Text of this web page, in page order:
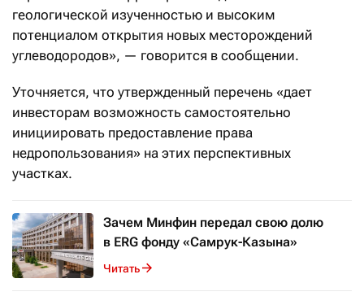
геологической изученностью и высоким
потенциалом открытия новых месторождений
углеводородов», — говорится в сообщении.
Уточняется, что утвержденный перечень «дает
инвесторам возможность самостоятельно
инициировать предоставление права
недропользования» на этих перспективных
участках.
Зачем Минфин передал свою долю
в ERG фонду «Самрук-Казына»
Читать